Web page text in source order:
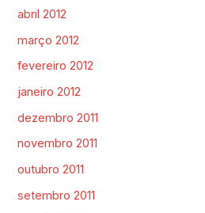
abril 2012
março 2012
fevereiro 2012
janeiro 2012
dezembro 2011
novembro 2011
outubro 2011
setembro 2011